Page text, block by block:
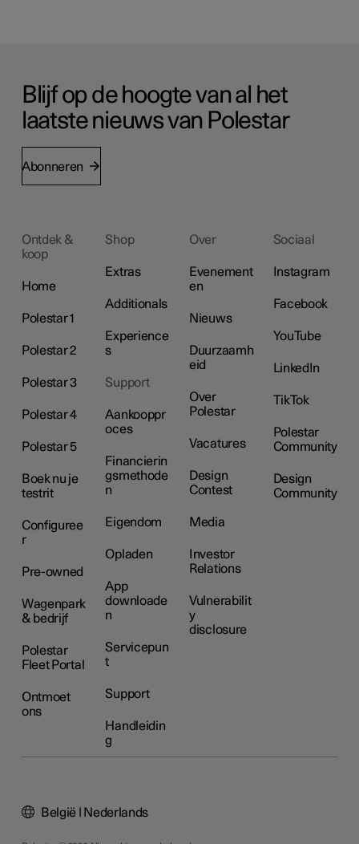
Blijf op de hoogte van al het
laatste nieuws van Polestar
Abonneren
Ontdek &
koop
Home
Polestar 1
Polestar 2
Polestar 3
Polestar 4
Polestar 5
Boek nu je
testrit
Configuree
r
Pre-owned
Wagenpark
& bedrijf
Polestar
Fleet Portal
Ontmoet
ons
Shop
Extras
Additionals
Experience
s
Support
Aankooppr
oces
Financierin
gsmethode
n
Eigendom
Opladen
App
downloade
n
Servicepun
t
Support
Handleidin
g
Over
Evenement
en
Nieuws
Duurzaamh
eid
Over
Polestar
Vacatures
Design
Contest
Media
Investor
Relations
Vulnerabilit
y
disclosure
Sociaal
Instagram
Facebook
YouTube
LinkedIn
TikTok
Polestar
Community
Design
Community
België | Nederlands